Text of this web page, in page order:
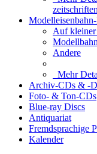
zeitschriften
Auf
Andere
Mehr
Archiv-CDs & -
Foto- & Ton-CDs
Blue-ray Discs
Antiquariat
Fremdsprachige
Kalender